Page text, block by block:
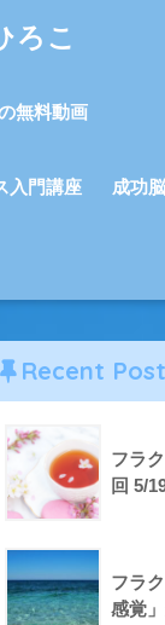
ろこ
無料動画
入門講座 成功
Recent
フラ
回 5/
フラ
感覚